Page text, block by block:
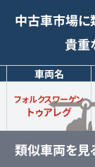
中古車市場に
貴重
車両名
フォルクスワーゲン
トゥアレグ
類似車両を見